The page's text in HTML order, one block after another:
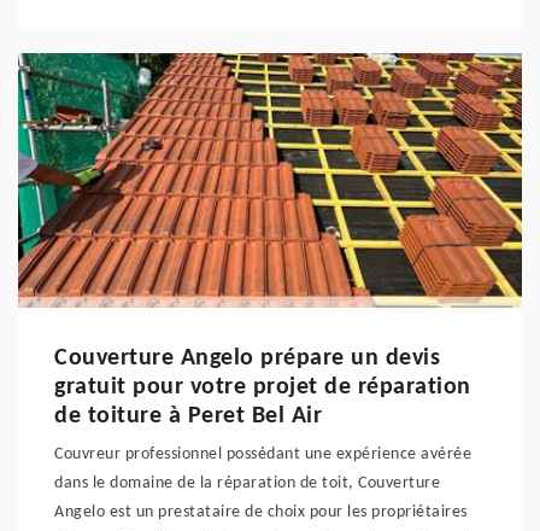
Couverture Angelo prépare un devis
gratuit pour votre projet de réparation
de toiture à Peret Bel Air
Couvreur professionnel possédant une expérience avérée
dans le domaine de la réparation de toit, Couverture
Angelo est un prestataire de choix pour les propriétaires